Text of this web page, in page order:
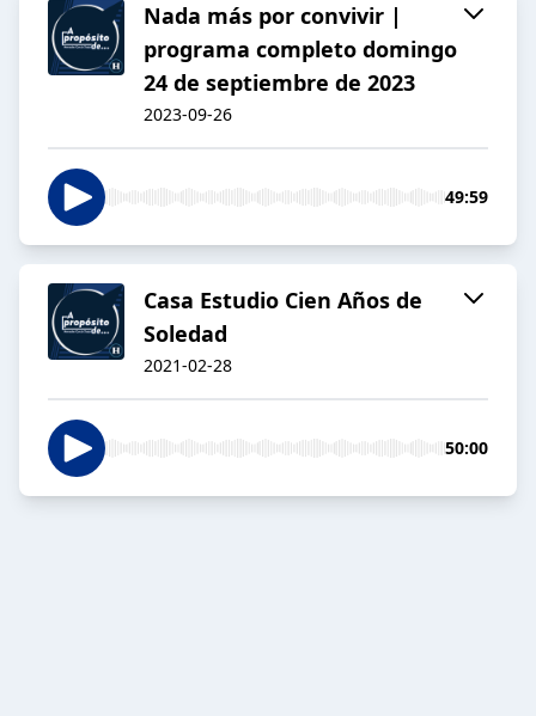
Nada más por convivir |
programa completo domingo
24 de septiembre de 2023
2023-09-26
49:59
Casa Estudio Cien Años de
Soledad
2021-02-28
50:00